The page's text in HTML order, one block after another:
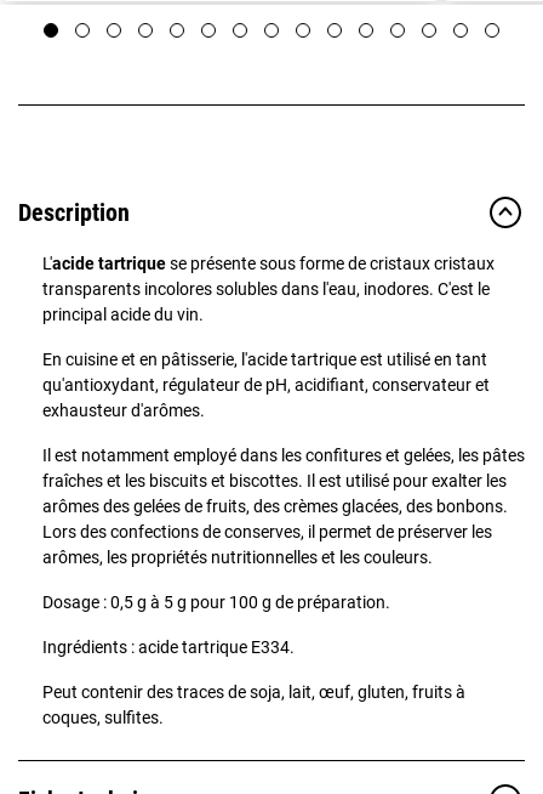
Description
L'acide tartriquese présente sous forme de cristaux cristaux
transparents incolores solubles dans l'eau, inodores. C'est le
principal acide du vin.
En cuisine et en pâtisserie, l'acide tartrique est utilisé en tant
qu'antioxydant, régulateur de pH, acidifiant, conservateur et
exhausteur d'arômes.
Il est notamment employé dans l es confitures et gelées, les pâtes
fraîches et les biscuits et biscottes. Il est utilisé pour exalter les
arômes des gelées de fruits, des crèmes glacées, des bonbons.
Lors des confections de conserves, il permet de préserver les
arômes, les propriétés nutritionnelles et les couleurs.
Dosage : 0,5 g à 5 g pour 100 g de préparation.
Ingrédients : acide tartrique E334.
Peut contenir des traces de soja, lait, œuf, gluten, fruits à
coques, sulfites.